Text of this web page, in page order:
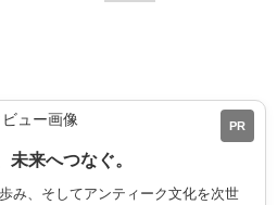
PR
未来へつなぐ。
み、そしてアンティーク文化を次世